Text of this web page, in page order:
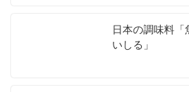
日本の調味料「
いしる」